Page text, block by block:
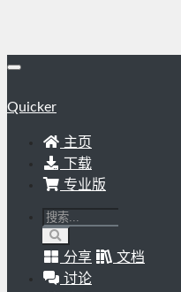
Quicker
主页
下载
专业版
分享
文档
讨论